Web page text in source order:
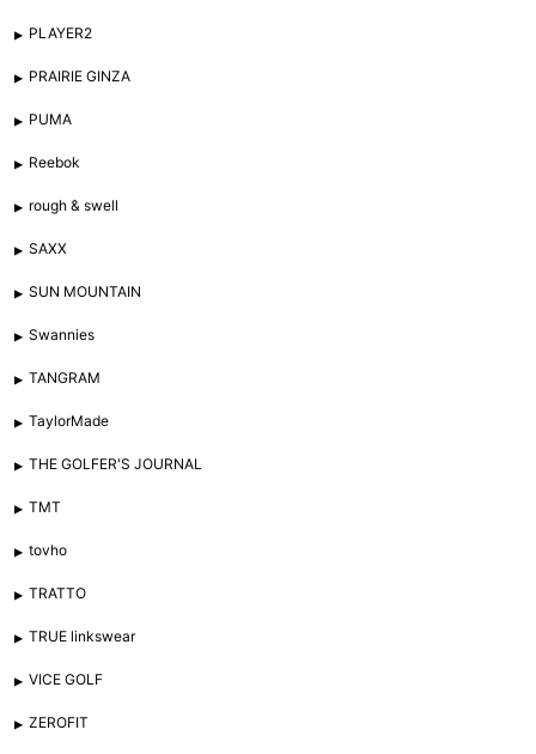
PLAYER2
PRAIRIE GINZA
PUMA
Reebok
rough & swell
SAXX
SUN MOUNTAIN
Swannies
TANGRAM
TaylorMade
THE GOLFER'S JOURNAL
TMT
tovho
TRATTO
TRUE linkswear
VICE GOLF
ZEROFIT